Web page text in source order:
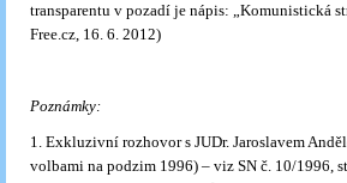
transparentu v pozadí je nápis: „Komunistická
Free.cz, 16. 6. 2012)
Poznámky:
1. Exkluzivní rozhovor s JUDr. Jaroslavem
volbami na podzim 1996) – viz SN č. 10/1996,